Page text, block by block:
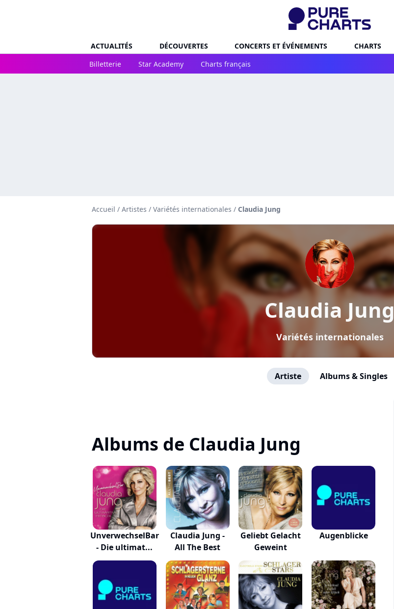
ACTUALITÉS DÉCOUVERTES CONCERTS ET ÉVÉNEMENTS CHARTS
Billetterie
Star Academy Charts français
Accueil / Artistes / Variétés internationales / Claudia Jung
Claudia Jung
Variétés internationales
Artiste Albums & Singles
Albums de Claudia Jung
UnverwechselBar
- Die ultimat...
Claudia Jung -
All The Best
Geliebt Gelacht
Geweint
Augenblicke